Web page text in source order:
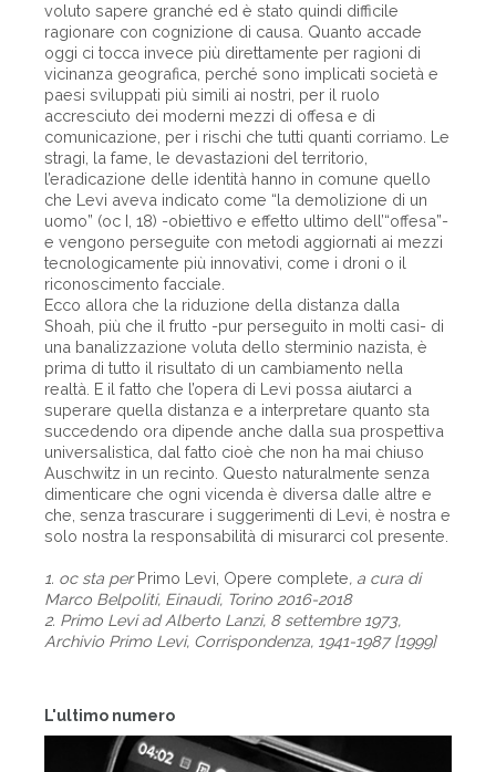
L'ultimo numero
voluto sapere granché ed è stato quindi difficile
ragionare con cognizione di causa. Quanto accade
oggi ci tocca invece più direttamente per ragioni di
vicinanza geografica, perché sono implicati società e
paesi sviluppati più simili ai nostri, per il ruolo
accresciuto dei moderni mezzi di offesa e di
comunicazione, per i rischi che tutti quanti corriamo. Le
stragi, la fame, le devastazioni del territorio,
l’eradicazione delle identità hanno in comune quello
che Levi aveva indicato come “la demolizione di un
uomo” (oc I, 18) -obiettivo e effetto ultimo dell’“offesa”-
e vengono perseguite con metodi aggiornati ai mezzi
tecnologicamente più innovativi, come i droni o il
riconoscimento facciale.
Ecco allora che la riduzione della distanza dalla
Shoah, più che il frutto -pur perseguito in molti casi- di
una banalizzazione voluta dello sterminio nazista, è
prima di tutto il risultato di un cambiamento nella
realtà. E il fatto che l’opera di Levi possa aiutarci a
superare quella distanza e a interpretare quanto sta
succedendo ora dipende anche dalla sua prospettiva
universalistica, dal fatto cioè che non ha mai chiuso
Auschwitz in un recinto. Questo naturalmente senza
dimenticare che ogni vicenda è diversa dalle altre e
che, senza trascurare i suggerimenti di Levi, è nostra e
solo nostra la responsabilità di misurarci col presente.
1. oc sta perPrimo Levi, Opere complete, a cura di
Marco Belpoliti, Einaudi, Torino 2016-2018
2. Primo Levi ad Alberto Lanzi, 8 settembre 1973,
Archivio Primo Levi, Corrispondenza, 1941-1987 [1999]